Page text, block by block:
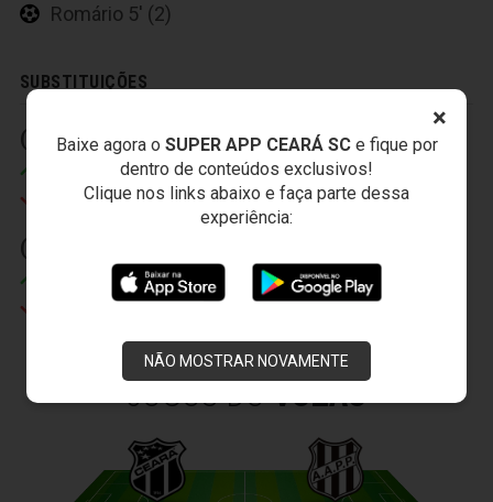
×
Baixe agora o SUPER APP CEARÁ SCe fique por
dentro de conteúdos exclusivos!
Clique nos links abaixo e faça parte dessa
experiência:
NÃO MOSTRAR NOVAMENTE
Romário 5' (2)
SUBSTITUIÇÕES
(1) 22' (2)
Everton
(2) 25' (2)
Itamar
Romário
(3) 39' (2)
Rogerinho
JOGOS DOVOZÃO